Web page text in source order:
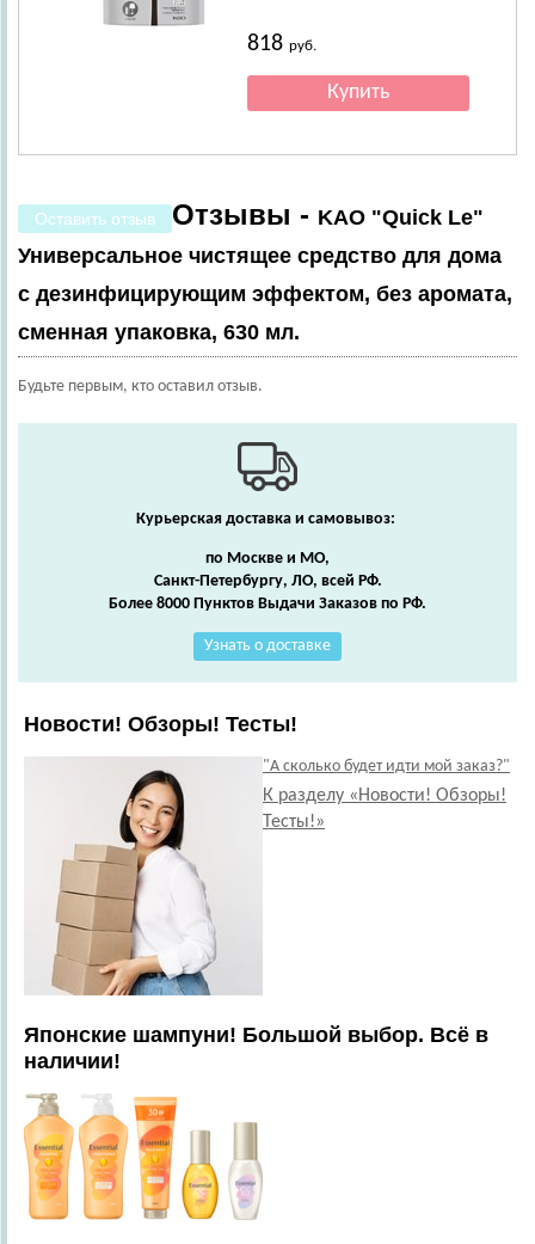
818руб.
Оставить отзыв Отзывы - KAO "Quick Le"
Универсальное чистящее средство для дома
с дезинфицирующим эффектом, без аромата,
сменная упаковка, 630 мл.
Будьте первым, кто оставил отзыв.
Курьерская доставка и самовывоз:
по Москве и МО,
Санкт-Петербургу, ЛО, всей РФ.
Более 8000 Пунктов Выдачи Заказов по РФ.
Узнать о доставке
Новости! Обзоры! Тесты!
"А сколько будет идти мой заказ?"
К разделу «Новости! Обзоры!
Тесты!»
Японские шампуни! Большой выбор. Всё в
наличии!